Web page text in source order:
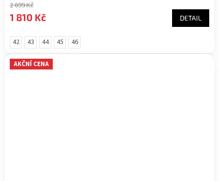
2 699 Kč
1 810 Kč DETAIL
42 43 44 45 46
AKČNÍ CENA